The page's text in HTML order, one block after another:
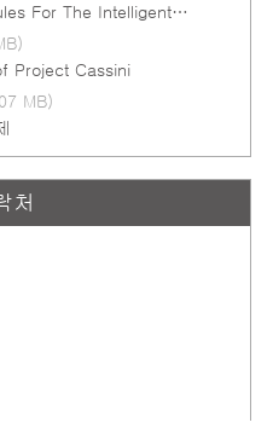
NXP i.MX 95-based Modules For The Intelligent Edge
Project Cassini
MB)
처